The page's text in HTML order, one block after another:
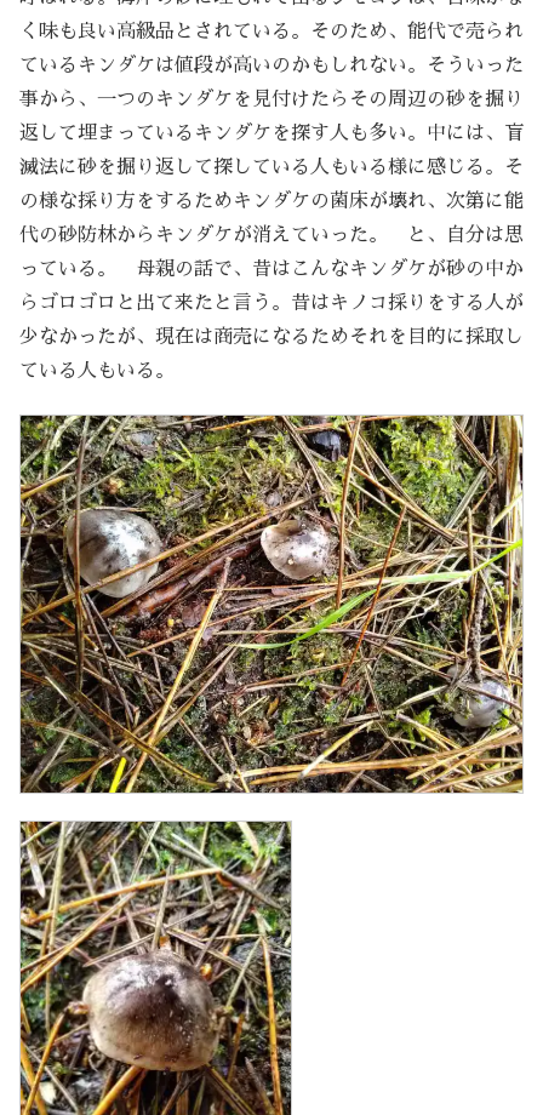
く味も良い高級品とされている。そのため、能代で売られ
ているキンダケは値段が高いのかもしれない。そういった
事から、一つのキンダケを見付けたらその周辺の砂を掘り
返して埋まっているキンダケを探す人も多い。中には、盲
滅法に砂を掘り返して探している人もいる様に感じる。そ
の様な採り方をするためキンダケの菌床が壊れ、次第に能
代の砂防林からキンダケが消えていった。 と、自分は思
っている。 母親の話で、昔はこんなキンダケが砂の中か
らゴロゴロと出て来たと言う。昔はキノコ採りをする人が
少なかったが、現在は商売になるためそれを目的に採取し
ている人もいる。